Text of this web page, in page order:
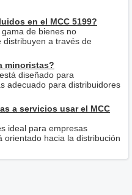
en el MCC 5199?
de bienes no
distribuyen a través de
minoristas?
diseñado para
adecuado para distribuidores
a servicios usar el MCC
ideal para empresas
orientado hacia la distribución